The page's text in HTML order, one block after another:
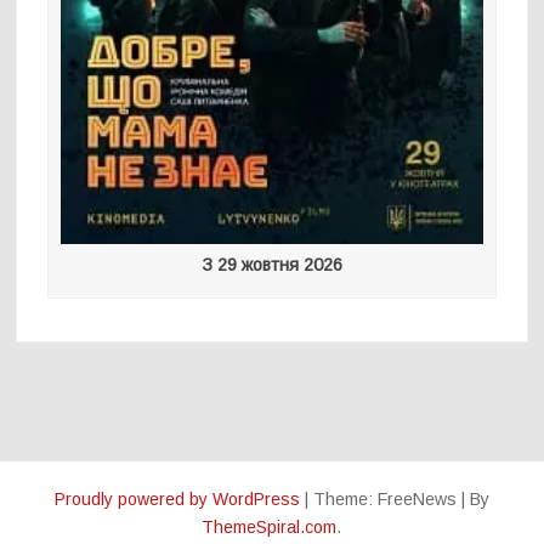
З 29 жовтня 2026
Proudly powered by WordPress Theme: FreeNews
By
ThemeSpiral.com.